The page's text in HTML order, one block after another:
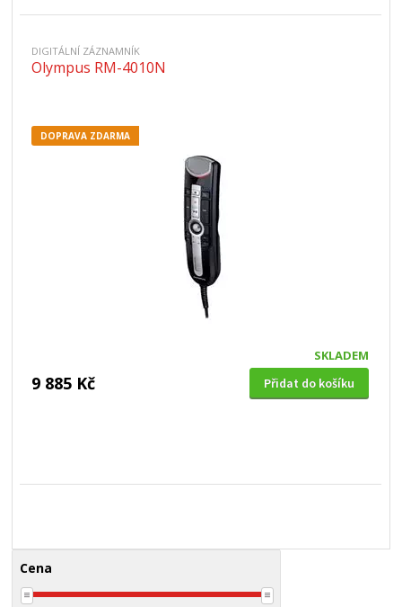
DIGITÁLNÍ ZÁZNAMNÍK
Olympus RM-4010N
DOPRAVA ZDARMA
SKLADEM
9 885 Kč Přidat do košíku
Cena